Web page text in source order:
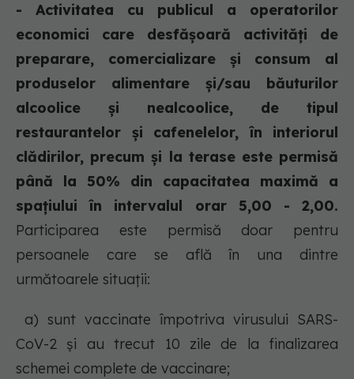
- Activitatea cu publicul a operatorilor
economici care desfășoară activități de
preparare, comercializare și consum al
produselor alimentare și/sau băuturilor
alcoolice și nealcoolice, de tipul
restaurantelor și cafenelelor, în interiorul
clădirilor, precum și la terase este permisă
până la 50% din capacitatea maximă a
spațiului în intervalul orar 5,00 - 2,00.
Participarea este permisă doar pentru
persoanele care se află în una dintre
următoarele situații:
a) sunt vaccinate împotriva virusului SARS-
CoV-2 și au trecut 10 zile de la finalizarea
schemei complete de vaccinare;